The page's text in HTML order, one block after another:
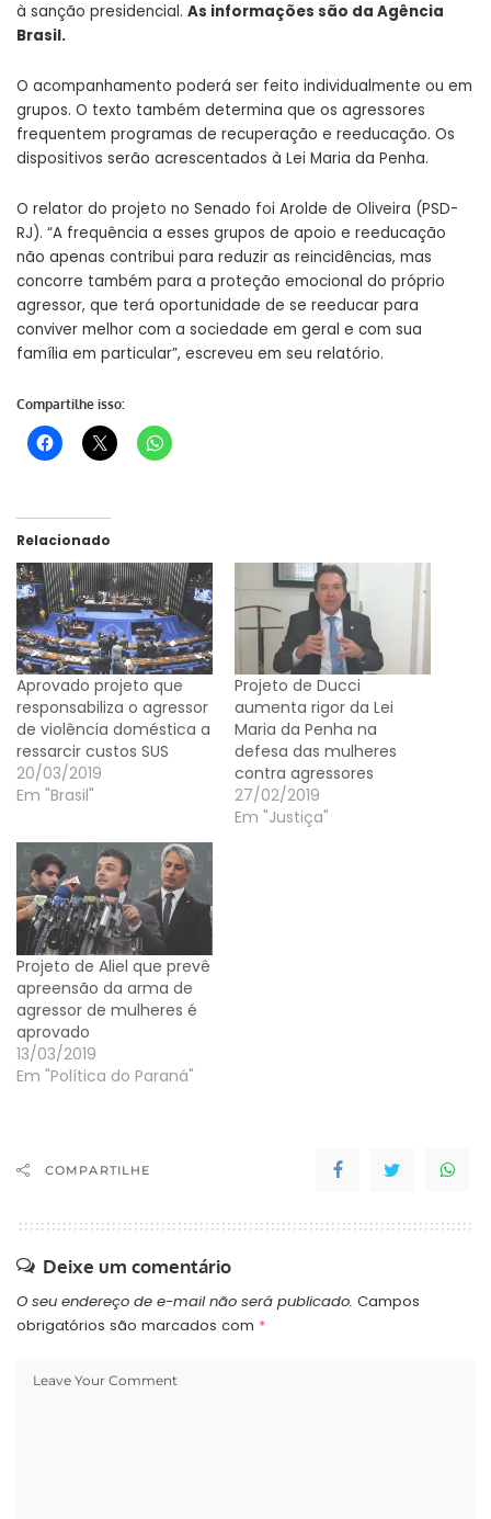
à sanção presidencial. As informações são da Agência
Brasil.
O acompanhamento poderá ser feito individualmente ou em
grupos. O texto também determina que os agressores
frequentem programas de recuperação e reeducação. Os
dispositivos serão acrescentados à Lei Maria da Penha.
O relator do projeto no Senado foi Arolde de Oliveira (PSD-
RJ). “A frequência a esses grupos de apoio e reeducação
não apenas contribui para reduzir as reincidências, mas
concorre também para a proteção emocional do próprio
agressor, que terá oportunidade de se reeducar para
conviver melhor com a sociedade em geral e com sua
família em particular”, escreveu em seu relatório.
Compartilhe isso:
Relacionado
Aprovado projeto que
responsabiliza o agressor
de violência doméstica a
ressarcir custos SUS
20/03/2019
Em "Brasil"
Projeto de Ducci
aumenta rigor da Lei
Maria da Penha na
defesa das mulheres
contra agressores
27/02/2019
Em "Justiça"
Projeto de Aliel que prevê
apreensão da arma de
agressor de mulheres é
aprovado
13/03/2019
Em "Política do Paraná"
COMPARTILHE
Deixe um comentário
O seu endereço de e-mail não será publicado. Campos
obrigatórios são marcados com *